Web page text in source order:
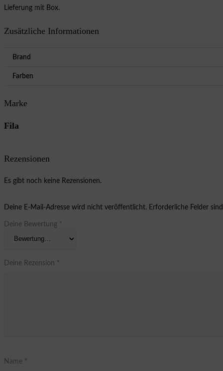
Lieferung mit Box.
Zusätzliche Informationen
Brand
Farben
Marke
Fila
Rezensionen
Es gibt noch keine Rezensionen.
Deine E-Mail-Adresse wird nicht veröffentlicht. Erforderliche Felder
Deine Bewertung *
Deine Rezension *
Name *